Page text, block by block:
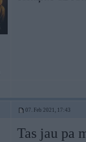
07. Feb 2021, 17:43
Tas jau pa